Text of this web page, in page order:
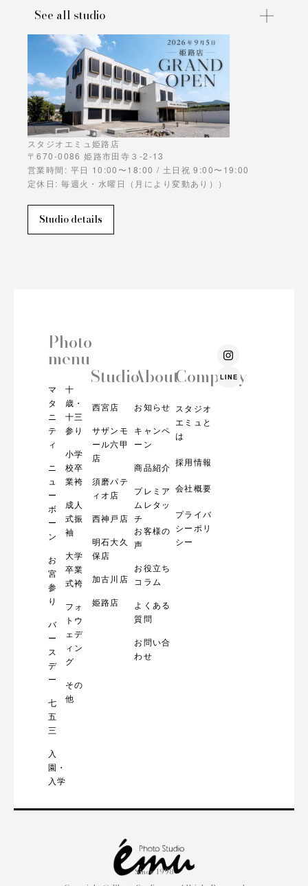
See all studio
スタジオエミュ姫路店
〒670-0086 姫路市田寺３-2-13
営業時間: 平日 10:00〜18:00 / 土日祝 9:00〜19:00
定休日: 毎週火・水曜日（月により変動あり））
Studio details
Photo
menu
マ
タ
ニ
テ
ィ
ニ
ュ
ー
ボ
ー
ン
お
宮
参
り
バ
ー
ス
デ
ー
七
五
三
入
園・
入学
十
歳・
十三
参り
小学
校卒
業袴
成人
式振
袖
大学
卒業
式袴
フォ
トウ
ェデ
ィン
グ
その
他
Studio
西宮店
サザンモ
ール六甲
店
須磨パテ
ィオ店
西神戸店
明石大久
保店
加古川店
姫路店
About
お知らせ
キャンペ
ーン
商品紹介
プレミア
ムレタッ
チ
お客様の
声
お役立ち
コラム
よくある
質問
お問い合
わせ
Company
スタジオ
エミュと
は
採用情報
会社概要
プライバ
シーポリ
シー
I
n
s
t
LINE
Since 1998